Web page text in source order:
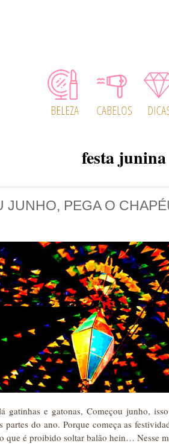
festa junina
JUNHO, PEGA O
gatinhas e gatonas, Começou junho,
partes do ano. Porque começa as
que é proibido soltar balão hein… Nesse